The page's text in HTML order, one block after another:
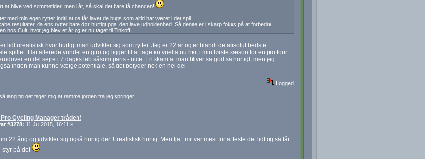
at blive ved sommetider, men i år, så skal det bare få chancen!
med min egen rytter indtil at de får lavet de bugs som altid har været i det spil.
resultater, da ens rytter bare dør hurtigt pga. den lave udholdenhed. Så denne er i skarp fokus på at forbedre.
hos Cult, hvor jeg blev et år og er nu taget til Tinkoff.
lidt urealistisk hvor hurtigt man udvikler sig som rytter. Jeg er 22 år og er blandt de absolut bedste
spillet. Har allerede vundet en giro og ligger til at tage en vuelta nu her, i min første sæson for en pro tour
en del sejre i 7 dages løb såsom paris - nice. En skam at man bliver så god så hurtigt, men jeg
inden man kunne vælge potentiale, så det betyder nok en hel del
Logged
lang tid det tager mig at ramme jorden fra jeg springer!
Cycling Manager tråden!
#3278: 11 Jul 2015, 16:11 »
22 årig og udvikler sig også hurtig der. Urealistisk hurtig. Men tja.. mit var mest for at teste det lidt og så får
styr på det